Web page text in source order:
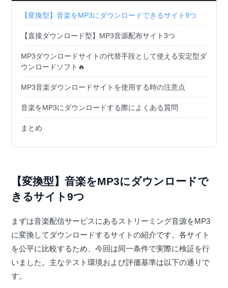
【変換型】音楽をMP3にダウンロードできるサイト9つ
【直接ダウンロード型】MP3音源配布サイト3つ
MP3ダウンロードサイトの代替手段として使える安定型ダ
ウンロードソフト🔥
MP3音楽ダウンロードサイトを使用する時の注意点
音楽をMP3にダウンロードする際によくある質問
まとめ
【変換型】音楽をMP3にダウンロードで
きるサイト9つ
まずは音楽配信サービスにあるストリーミング音源をMP3
に変換してダウンロードするサイトの紹介です。各サイト
を公平に比較するため、今回は同一条件で実際に検証を行
いました。主なテスト環境および評価基準は以下の通りで
す。